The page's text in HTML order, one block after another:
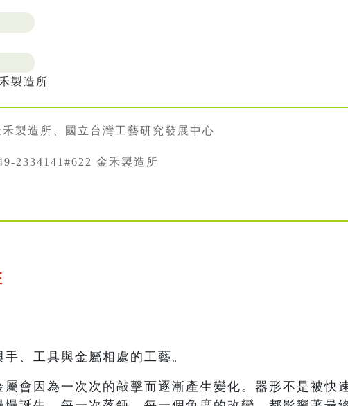
製造所
禾製造所、國立台灣工藝研究發展中心
2334141#622 金禾製造所
、工具與金屬相處的工藝。
屬會因為一次次的敲擊而逐漸產生變化。器形不是被快